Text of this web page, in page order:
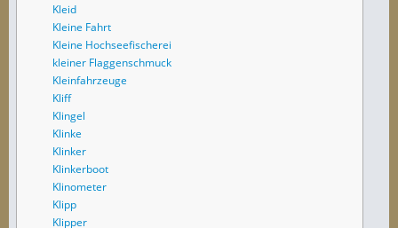
Kleid
Kleine Fahrt
Kleine Hochseefischerei
kleiner Flaggenschmuck
Kleinfahrzeuge
Kliff
Klingel
Klinke
Klinker
Klinkerboot
Klinometer
Klipp
Klipper